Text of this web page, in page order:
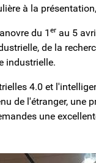
à la
du 1 er au 5
de la
industrielle.
4.0 et
de l'étranger,
une